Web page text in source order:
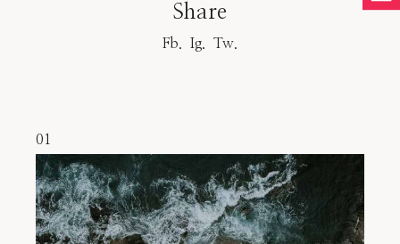
Share
Fb. Ig. Tw.
01